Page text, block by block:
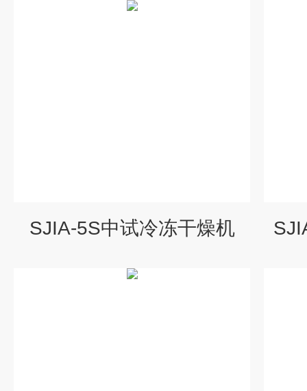
SJIA-5S中试冷冻干燥机